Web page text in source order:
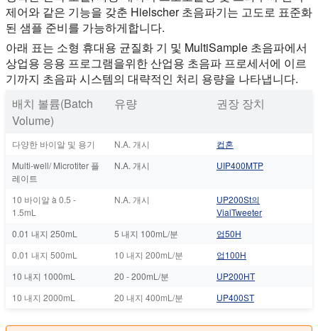
제어와 같은 기능을 갖춘 Hielscher 초음파기는 고도로 표준화
된 샘플 준비를 가능하게합니다.
아래 표는 소형 휴대용 균질화 기 및 MultiSample 초음파에서
상업용 응용 프로그램을위한 산업용 초음파 프로세서에 이르
기까지 초음파 시스템의 대략적인 처리 용량을 나타냅니다.
배치 볼륨(Batch
Volume)
유량 권장 장치
다양한 바이알 및 용기 N.A. 개시
컵혼
Multi-well/ Microtiter 플
레이트
N.A. 개시 UIP400MTP
10 바이알 à 0.5 -
1.5mL
N.A. 개시
UP200St의
VialTweeter
0.01 내지 250mL
5 내지 100mL/분
업50H
0.01 내지 500mL
10 내지 200mL/분
업100H
10 내지 1000mL
20 - 200mL/분
UP200HT
10 내지 2000mL
20 내지 400mL/분 UP400ST